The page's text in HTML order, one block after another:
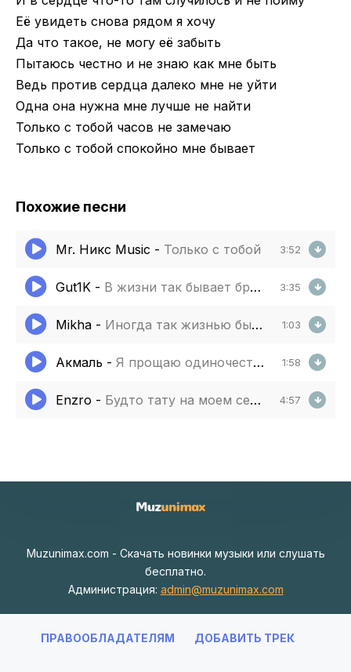
Её увидеть снова рядом я хочу
Да что такое, не могу её забыть
Пытаюсь честно и не знаю как мне быть
Ведь против сердца далеко мне не уйти
Одна она нужна мне лучше не найти
Только с тобой часов не замечаю
Только с тобой спокойно мне бывает
Похожие песни
Mr. Никс Music - Только с тобой 3:52
Gut1K - В жизни так бывает брат за братишку 3:35
Mikha - Иногда так жизнью бывает 1:03
Акмаль - Я прощаю одиночество и грусть 1:58
Enzro - Будто тату на моем сердце 4:57
Muzunimax.com - Скачать новинки музыки или слушать
бесплатно.
Администрация: admin@muzunimax.com
ПРАВООБЛАДАТЕЛЯМ ДОБАВИТЬ ТРЕК